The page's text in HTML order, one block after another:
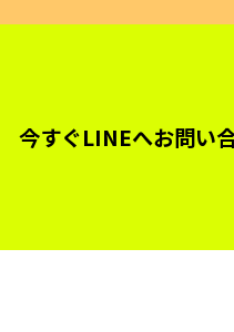
今すぐLINEへお問い